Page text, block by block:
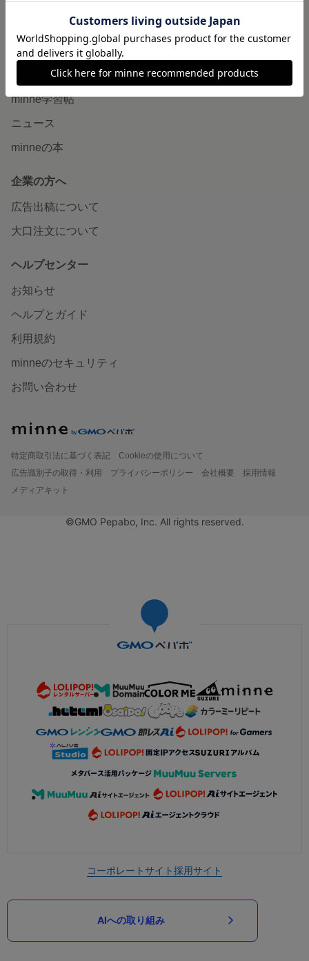
販売支援企画・イベント
読みもの
minneとものづくりと
minne学習帖
ニュース
minneの本
企業の方へ
広告出稿について
大口注文について
ヘルプセンター
お知らせ
ヘルプとガイド
利用規約
minneのセキュリティ
お問い合わせ
特定商取引法に基づく表記
Cookieの使用について
広告識別子の取得・利用
プライバシーポリシー 会社概要
採用情報
メディアキット
©GMO Pepabo, Inc. All rights reserved.
コーポレートサイト採用サイト
AIへの取り組み